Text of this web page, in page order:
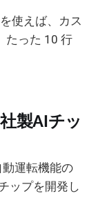
使えば、カス
たった 10 行
製AIチッ
運転機能の
ップを開発し